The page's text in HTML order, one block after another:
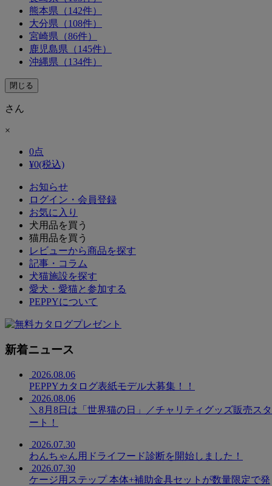
熊本県（142件）
大分県（108件）
宮崎県（86件）
鹿児島県（145件）
沖縄県（134件）
閉じる
さん
×
0点
¥0(税込)
お知らせ
ログイン・会員登録
お気に入り
犬用品を買う
猫用品を買う
レビューから商品を探す
記事・コラム
犬猫施設を探す
愛犬・愛猫と参加する
PEPPYについて
新着ニュース
2026.08.06
PEPPYカタログ表紙モデル大募集！！
2026.08.06
＼8月8日は「世界猫の日」／チャリティグッズ販売スタ
ート！
2026.07.30
わんちゃん用ドライフード診断を開始しました！
2026.07.30
ケージ用ステップ 本体+補助金具セットが数量限定で発